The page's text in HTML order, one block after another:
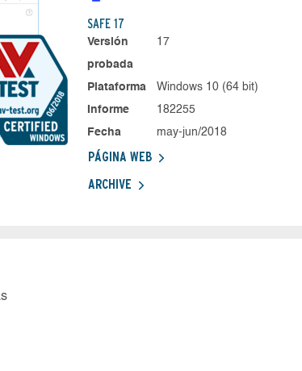
SAFE 17
Versión
probada
17
Plataforma
Windows 10 (64 bit)
Informe
182255
Fecha
may-jun/2018
PÁGINA WEB
ARCHIVE